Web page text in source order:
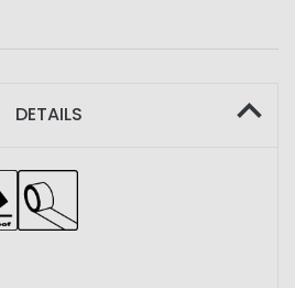
DETAILS